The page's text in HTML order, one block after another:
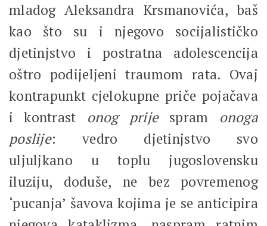
mladog Aleksandra Krsmanovića, baš
kao što su i njegovo socijalističko
djetinjstvo i postratna adolescencija
oštro podijeljeni traumom rata. Ovaj
kontrapunkt cjelokupne priče pojačava
i kontrast onog prijespram onoga
poslije: vedro djetinjstvo svo
uljuljkano u toplu jugoslovensku
iluziju, doduše, ne bez povremenog
‘pucanja’ šavova kojima je se anticipira